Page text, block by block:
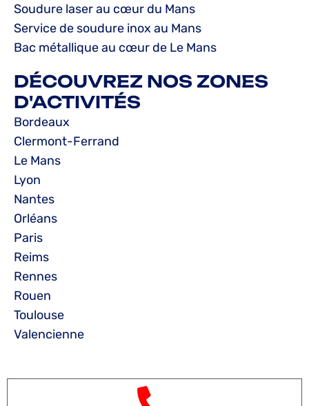
Soudure laser au cœur du Mans
Service de soudure inox au Mans
Bac métallique au cœur de Le Mans
DÉCOUVREZ NOS ZONES
D'ACTIVITÉS
Bordeaux
Clermont-Ferrand
Le Mans
Lyon
Nantes
Orléans
Paris
Reims
Rennes
Rouen
Toulouse
Valencienne